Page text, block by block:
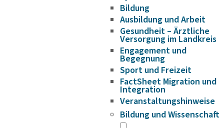
Bildung
Ausbildung und Arbeit
Gesundheit – Ärztliche
Versorgung im Landkreis
Engagement und
Begegnung
Sport und Freizeit
FactSheet Migration und
Integration
Veranstaltungshinweise
Bildung und Wissenschaft